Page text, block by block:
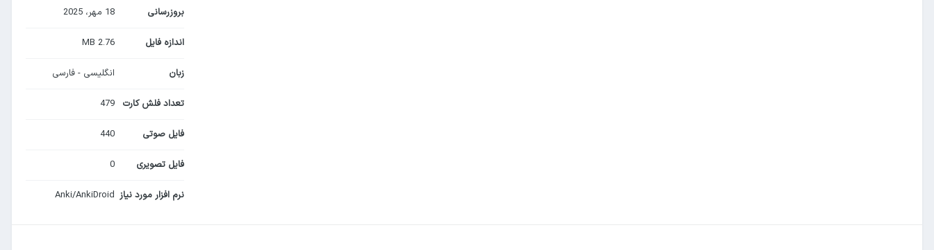
بروزرسانی 18 مهر، 2025
اندازه فایل 2.76 MB
زبان انگلیسی - فارسی
تعداد فلش کارت 479
فایل صوتی 440
فایل تصویری 0
نرم افزار مورد نیاز Anki/AnkiDroid